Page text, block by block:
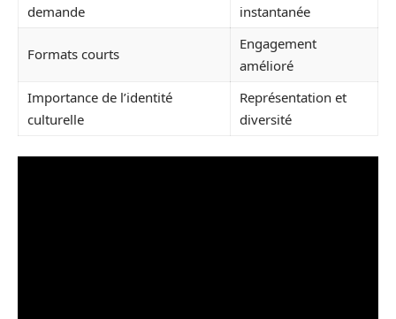
demande
instantanée
Formats courts
Engagement
amélioré
Importance de l’identité
culturelle
Représentation et
diversité